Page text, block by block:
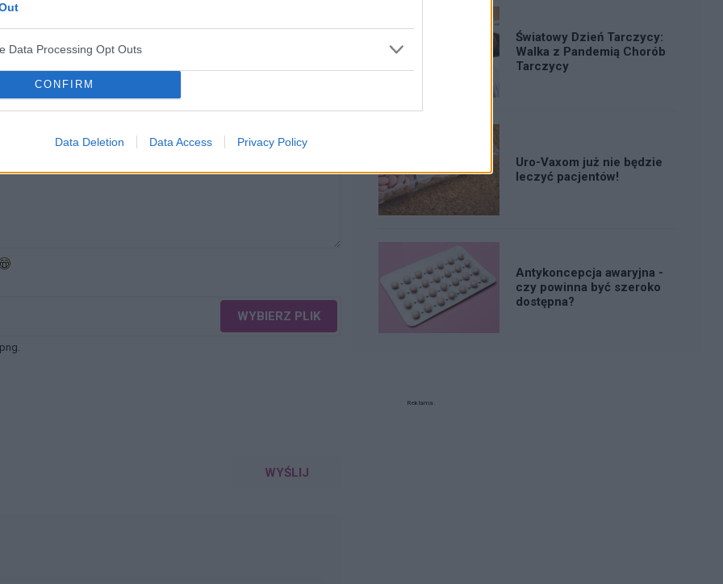
Data Processing Opt Outs
CONFIRM
Data Deletion Data Access Privacy Policy
Twoje buty"
WYBIERZ PLIK
WYŚLIJ
Światowy Dzień Tarczycy:
Walka z Pandemią Chorób
Tarczycy
Uro-Vaxom już nie będzie
leczyć pacjentów!
Antykoncepcja awaryjna -
czy powinna być szeroko
dostępna?
Reklama: